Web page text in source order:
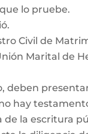
lo pruebe.
Civil de
Marital de
hay
la escritura